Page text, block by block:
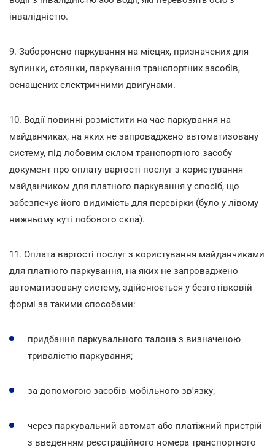
інвалідністю.
9. Заборонено паркування на місцях, призначених для
зупинки, стоянки, паркування транспортних засобів,
оснащених електричними двигунами.
10. Водії повинні розмістити на час паркування на
майданчиках, на яких не запроваджено автоматизовану
систему, під лобовим склом транспортного засобу
документ про оплату вартості послуг з користування
майданчиком для платного паркування у спосіб, що
забезпечує його видимість для перевірки (було у лівому
нижньому куті лобового скла).
11. Оплата вартості послуг з користування майданчиками
для платного паркування, на яких не запроваджено
автоматизовану систему, здійснюється у безготівковій
формі за такими способами:
придбання паркувального талона з визначеною
тривалістю паркування;
за допомогою засобів мобільного зв'язку;
через паркувальний автомат або платіжний пристрій
з введенням реєстраційного номера транспортного